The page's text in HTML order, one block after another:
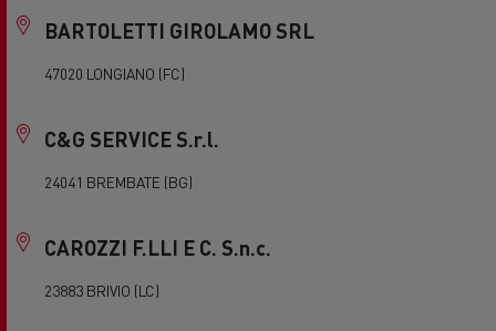
BARTOLETTI GIROLAMO SRL
47020 LONGIANO (FC)
C&G SERVICE S.r.l.
24041 BREMBATE (BG)
CAROZZI F.LLI E C. S.n.c.
23883 BRIVIO (LC)